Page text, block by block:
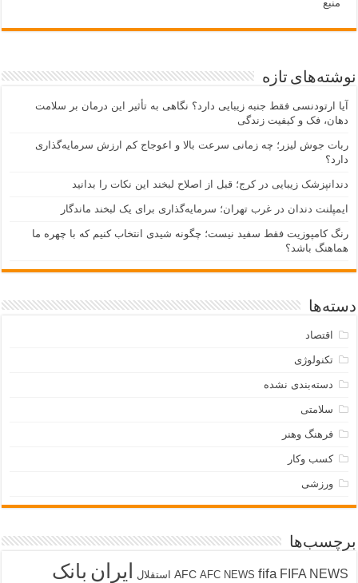
منبع
نوشته‌های تازه
آیا ارتودنسی فقط جنبه زیبایی دارد؟ نگاهی به تأثیر این درمان بر سلامت
دهان، فک و کیفیت زندگی
ربات جوش لیزر؛ چه زمانی سرعت بالا و اعوجاج کم ارزش سرمایه‌گذاری
دارد؟
دندانپزشک زیبایی در کرج؛ قبل از اصلاح لبخند این نکات را بدانید
ایمپلنت دندان در غرب تهران؛ سرمایه‌گذاری برای یک لبخند ماندگار
رنگ کامپوزیت فقط سفید نیست؛ چگونه شیدی انتخاب کنیم که با چهره ما
هماهنگ باشد؟
دسته‌ها
اقتصاد
تکنولوژی
دسته‌بندی نشده
سلامتی
فرهنگ وهنر
کسب وکار
ورزشی
برچسب‌ها
AFC AFC NEWS fifa FIFA NEWS استقلال ایران بانک